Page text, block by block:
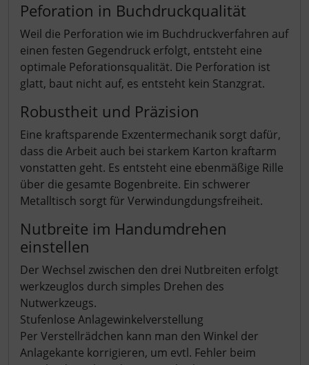
Peforation in Buchdruckqualität
Weil die Perforation wie im Buchdruckverfahren auf
einen festen Gegendruck erfolgt, entsteht eine
optimale Peforationsqualität. Die Perforation ist
glatt, baut nicht auf, es entsteht kein Stanzgrat.
Robustheit und Präzision
Eine kraftsparende Exzentermechanik sorgt dafür,
dass die Arbeit auch bei starkem Karton kraftarm
vonstatten geht. Es entsteht eine ebenmäßige Rille
über die gesamte Bogenbreite. Ein schwerer
Metalltisch sorgt für Verwindungdungsfreiheit.
Nutbreite im Handumdrehen
einstellen
Der Wechsel zwischen den drei Nutbreiten erfolgt
werkzeuglos durch simples Drehen des
Nutwerkzeugs.
Stufenlose Anlagewinkelverstellung
Per Verstellrädchen kann man den Winkel der
Anlagekante korrigieren, um evtl. Fehler beim